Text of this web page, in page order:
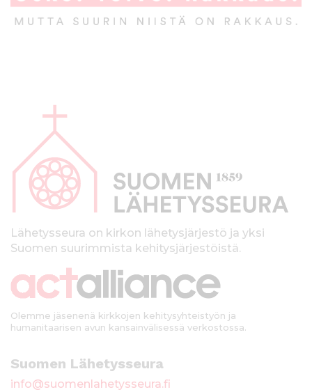
p
kLähetysseura on kirkon lähetysjärjestö ja yksi
Suomen suurimmista kehitysjärjestöistä.
Olemme jäsenenä kirkkojen kehitysyhteistyön ja
humanitaarisen avun kansainvälisessä verkostossa.
Suomen Lähetysseura
info@suomenlahetysseura.fi